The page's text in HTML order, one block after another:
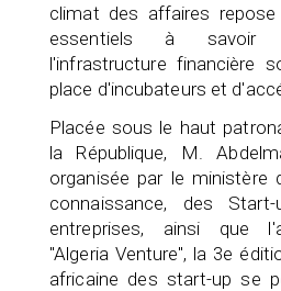
climat des affaires
essentiels à savoir
l'infrastructure financière
place d'incubateurs et
Placée sous le haut
la République, M.
organisée par le ministère
connaissance, des
entreprises, ainsi que
"Algeria Venture", la 3e
africaine des start-up se